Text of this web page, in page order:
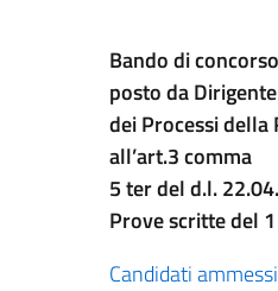
Bando di
posto da Dirigente
dei Processi
all’art.3 comma
5 ter del d.l.
Prove scritte del
Candidati